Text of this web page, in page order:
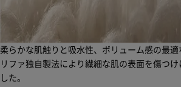
柔らかな肌触りと吸水性、ボリューム感の最
リファ独自製法により繊細な肌の表面を傷つ
した。